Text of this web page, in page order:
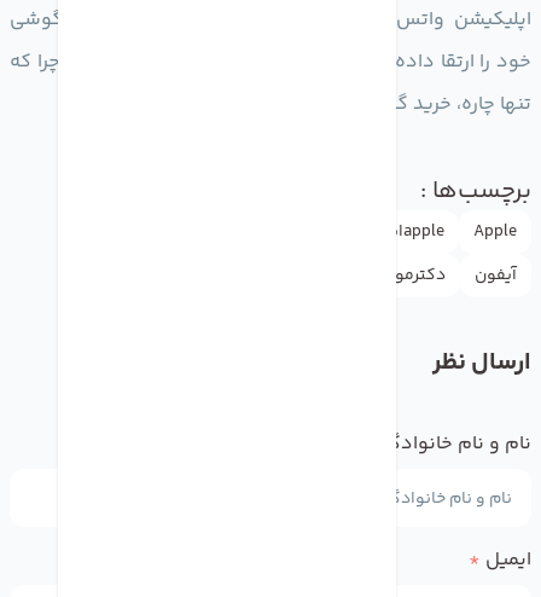
اپلیکیشن واتس‌اپ هستید، الان بهترین زمان هست تا گوشی
خود را ارتقا داده و تلفن هوشمند جدیدی را خریداری کنید چرا که
تنها چاره‌، خرید گوشی هوشمند جدید است.
برچسب‌ها :
Apple appleاپل
آیفون
دکترموبایل
ارسال نظر
نام و نام خانوادگی
ایمیل *